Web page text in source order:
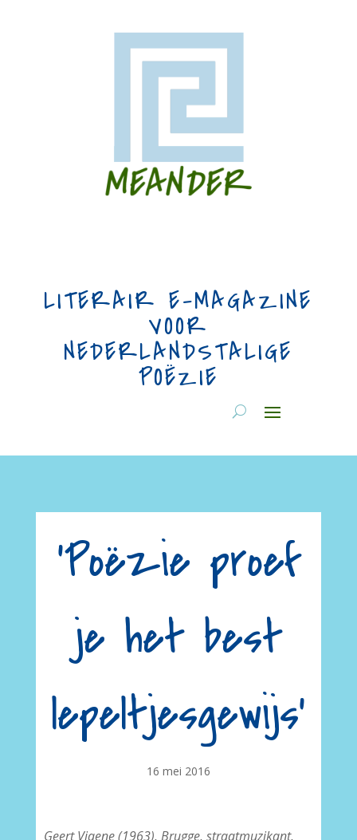
LITERAIR E-MAGAZINE
VOOR
NEDERLANDSTALIGE
POËZIE
‘Poëzie proef
je het best
lepeltjesgewijs’
16 mei 2016
Geert Viaene (1963), Brugge, straatmuzikant,